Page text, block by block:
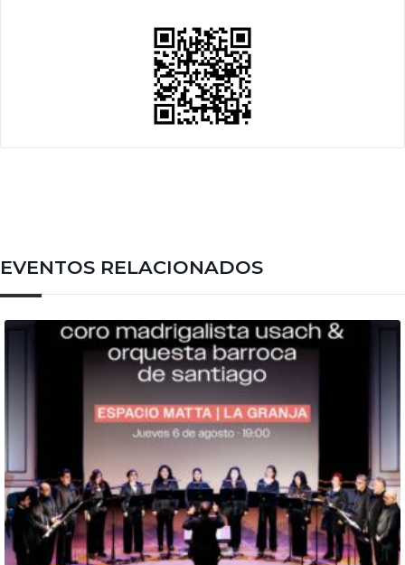
EVENTOS RELACIONADOS